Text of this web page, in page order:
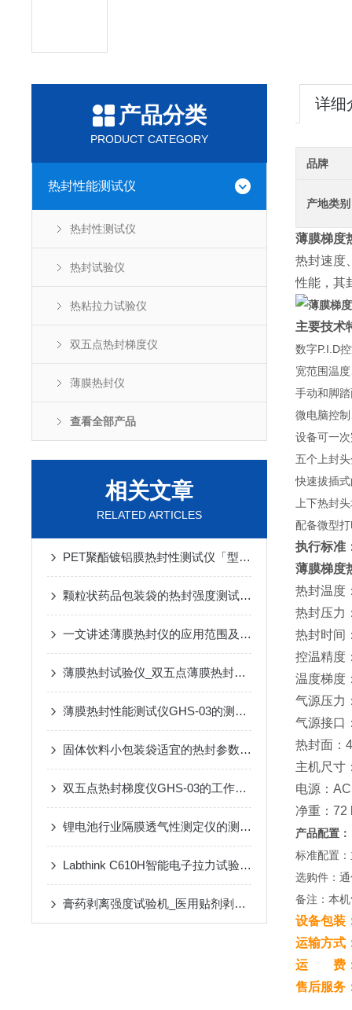
产品分类
PRODUCT CATEGORY
热封性能测试仪
热封性测试仪
热封试验仪
热粘拉力试验仪
双五点热封梯度仪
薄膜热封仪
查看全部产品
相关文章
RELATED ARTICLES
PET聚酯镀铝膜热封性测试仪「型号GHS-03」的简介
颗粒状药品包装袋的热封强度测试方法与仪器
一文讲述薄膜热封仪的应用范围及工作原理
薄膜热封试验仪_双五点薄膜热封仪_热封性能测试仪介绍
薄膜热封性能测试仪GHS-03的测试应用与标准
固体饮料小包装袋适宜的热封参数的确定方案
双五点热封梯度仪GHS-03的工作原理与技术参数
锂电池行业隔膜透气性测定仪的测试原理
Labthink C610H智能电子拉力试验机的全面介绍
膏药剥离强度试验机_医用贴剂剥离力测试仪介绍
详细
品牌
产地类别
薄膜梯度
热封速度
性能，其
主要技术
数字P.I.D
宽范围温
手动和脚
微电脑控
设备可一
五个上封
快速拔插
上下热封
配备微型
执行标准
薄膜梯度
热封温度
热封压力
热封时间
控温精度
温度梯度
气源压力
气源接口
热封面：
主机尺寸
电源：
净重：72
产品配置：
标准配置
选购件：
备注：本
设备包装
运输方式
运 费：
售后服务